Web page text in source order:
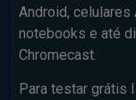
Android, celulares
notebooks e até
Chromecast.
Para testar grátis